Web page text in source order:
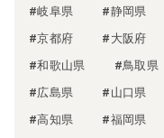
#岐阜県
#静岡県
#京都府
#大阪府
#和歌山県
#鳥取県
#広島県
#山口県
#高知県
#福岡県